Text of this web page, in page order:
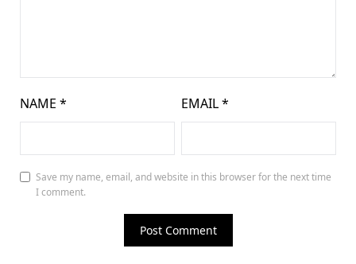
NAME * EMAIL*
Save my name, email, and website in this browser for the next time
I comment.